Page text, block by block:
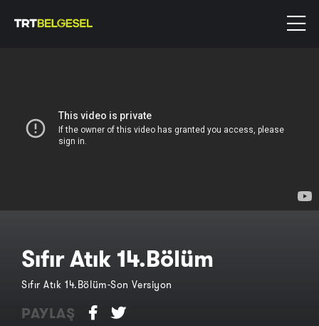
Sıfır Atık 14.Bölüm
Sıfır Atık 14.Bölüm-Son Versiyon
PAYLAŞ